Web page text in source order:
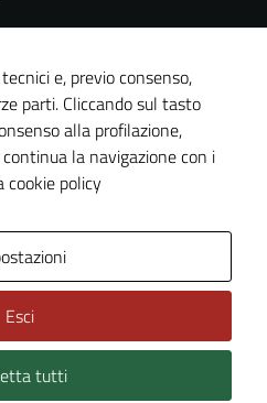
e, previo consenso,
parti. Cliccando sul tasto
alla profilazione,
la navigazione con i
cookie policy
Esci
tutti